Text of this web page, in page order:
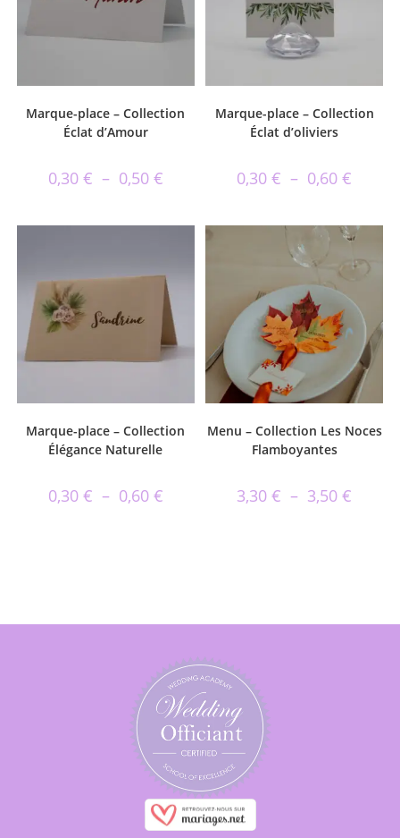
Marque-place – Collection
Éclat d’Amour
0,30 € – 0,50 €
Marque-place – Collection
Éclat d’oliviers
0,30€ – 0,60€
Marque-place – Collection
Élégance Naturelle
0,30 € – 0,60 €
Menu – Collection Les Noces
Flamboyantes
3,30€ – 3,50€